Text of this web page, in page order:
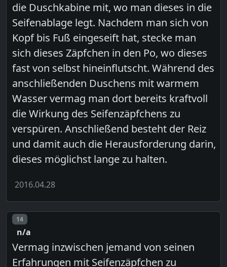
die Duschkabine mit, wo man dieses in die
Seifenablage legt. Nachdem man sich von
Kopf bis Fuß eingeseift hat, stecke man
sich dieses Zäpfchen in den Po, wo dieses
fast von selbst hineinflutscht. Während des
anschließenden Duschens mit warmem
Wasser vermag man dort bereits kraftvoll
die Wirkung des Seifenzäpfchens zu
verspüren. Anschließend besteht der Reiz
und damit auch die Herausforderung darin,
dieses möglichst lange zu halten.
2016.04.28
Post number
14
n/a
Vermag inzwischen jemand von seinen
Erfahrungen mit Seifenzäpfchen zu